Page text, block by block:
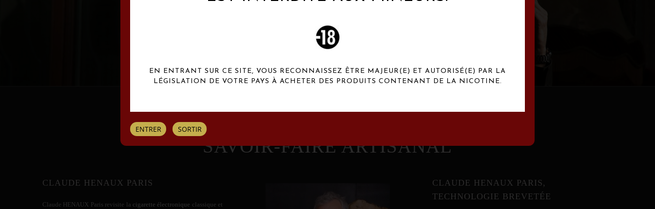
SAVOIR-FAIRE ARTISANAL
CLAUDE HENAUX PARIS
Claude HENAUX Paris revisite la cigarette électronique classique et
CLAUDE HENAUX PARIS,
TECHNOLOGIE BREVETÉE
EN ENTRANT SUR CE SITE, VOUS RECONNAISSEZ ÊTRE MAJEUR(E) ET AUTORISÉ(E) PAR LA
LÉGISLATION DE VOTRE PAYS À ACHETER DES PRODUITS CONTENANT DE LA NICOTINE.
ENTRER SORTIR